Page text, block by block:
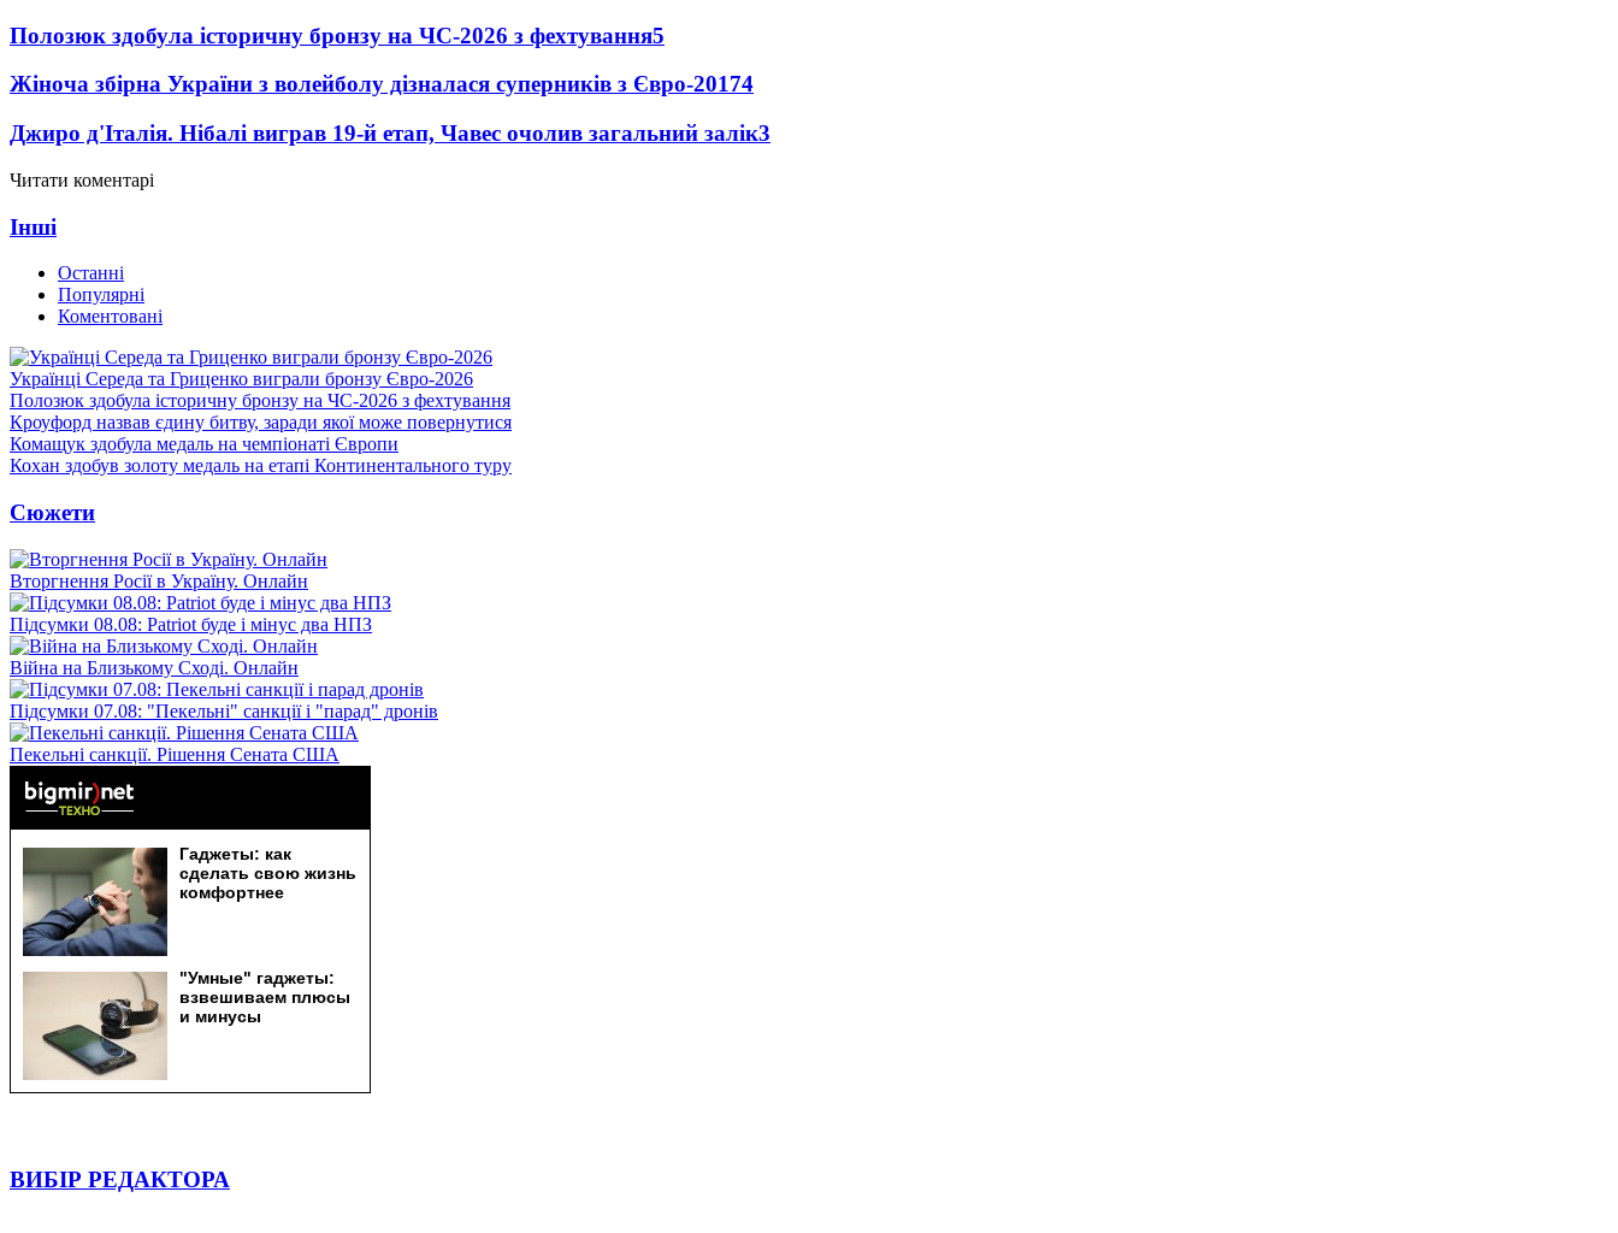
Полозюк здобула історичну бронзу на ЧС-2026 з фехтування5
Жіноча збірна України з волейболу дізналася суперників з Євро-20174
Джиро д'Італія. Нібалі виграв 19-й етап, Чавес очолив загальний залік3
Читати коментарі
Інші
Останні
Популярні
Коментовані
Українці Середа та Гриценко виграли бронзу Євро-2026
Полозюк здобула історичну бронзу на ЧС-2026 з фехтування
Кроуфорд назвав єдину битву, заради якої може повернутися
Комащук здобула медаль на чемпіонаті Європи
Кохан здобув золоту медаль на етапі Континентального туру
Сюжети
Вторгнення Росії в Україну. Онлайн
Підсумки 08.08: Patriot буде і мінус два НПЗ
Війна на Близькому Сході. Онлайн
Підсумки 07.08: "Пекельні" санкції і "парад" дронів
Пекельні санкції. Рішення Сената США
ВИБІР РЕДАКТОРА